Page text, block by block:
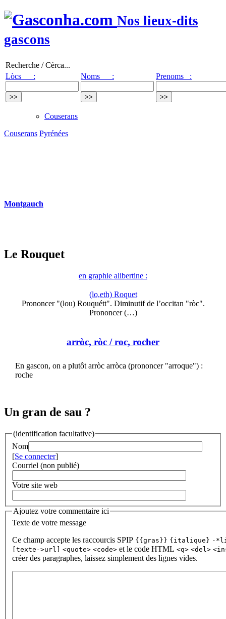
Nos lieux-dits
gascons
Recherche / Cèrca...
Lòcs :
Noms : Prenoms :
Couserans
Couserans Pyrénées
Montgauch
Le Rouquet
en graphie alibertine :
(lo,eth) Roquet
Prononcer "(lou) Rouquétt". Diminutif de l’occitan "ròc".
Prononcer (…)
arròc, ròc / roc, rocher
En gascon, on a plutôt arròc arròca (prononcer "arroque") :
roche
Un gran de sau ?
(identification facultative)
Nom
[Se connecter]
Courriel (non publié)
Votre site web
Ajoutez votre commentaire ici
Texte de votre message
Ce champ accepte les raccourcis SPIP {{gras}} {italique} -
[texte->url]
<quote> <code> et le code HTML <q> <del>
créer des paragraphes, laissez simplement des lignes vides.